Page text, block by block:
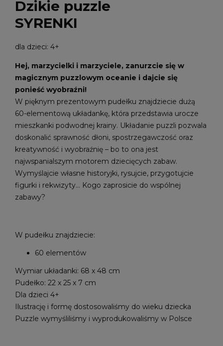
Dzikie puzzle
SYRENKI
dla dzieci: 4+
Hej, marzycielki i marzyciele, zanurzcie się w
magicznym puzzlowym oceanie i dajcie się
ponieść wyobraźni!
W pięknym prezentowym pudełku znajdziecie dużą
60-elementową układankę, która przedstawia urocze
mieszkanki podwodnej krainy. Układanie puzzli pozwala
doskonalić sprawność dłoni, spostrzegawczość oraz
kreatywność i wyobraźnię – bo to ona jest
najwspanialszym motorem dziecięcych zabaw.
Wymyślajcie własne historyjki, rysujcie, przygotujcie
figurki i rekwizyty… Kogo zaprosicie do wspólnej
zabawy?
W pudełku znajdziecie:
60 elementów
Wymiar układanki: 68 x 48 cm
Pudełko: 22 x 25 x 7 cm
Dla dzieci 4+
Ilustrację i formę dostosowaliśmy do wieku dziecka
Puzzle wymyśliliśmy i wyprodukowaliśmy w Polsce